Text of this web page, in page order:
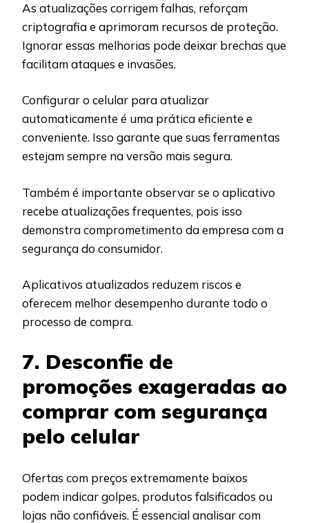
As atualizações corrigem falhas, reforçam
criptografia e aprimoram recursos de proteção.
Ignorar essas melhorias pode deixar brechas que
facilitam ataques e invasões.
Configurar o celular para atualizar
automaticamente é uma prática eficiente e
conveniente. Isso garante que suas ferramentas
estejam sempre na versão mais segura.
Também é importante observar se o aplicativo
recebe atualizações frequentes, pois isso
demonstra comprometimento da empresa com a
segurança do consumidor.
Aplicativos atualizados reduzem riscos e
oferecem melhor desempenho durante todo o
processo de compra.
7. Desconfie de
promoções exageradas ao
comprar com segurança
pelo celular
Ofertas com preços extremamente baixos
podem indicar golpes, produtos falsificados ou
lojas não confiáveis. É essencial analisar com